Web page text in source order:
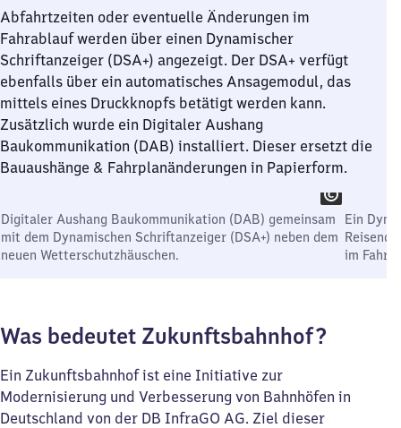
Abfahrtzeiten oder eventuelle Änderungen im
Fahrablauf werden über einen Dynamischer
Schriftanzeiger (DSA+) angezeigt. Der DSA+ verfügt
ebenfalls über ein automatisches Ansagemodul, das
mittels eines Druckknopfs betätigt werden kann.
Zusätzlich wurde ein Digitaler Aushang
Baukommunikation (DAB) installiert. Dieser ersetzt die
Bauaushänge & Fahrplanänderungen in Papierform.
Digitaler Aushang Baukommunikation (DAB) gemeinsam
mit dem Dynamischen Schriftanzeiger (DSA+) neben dem
neuen Wetterschutzhäuschen.
Ein
im
Was bedeutet Zukunftsbahnhof?
Ein Zukunftsbahnhof ist eine Initiative zur
Modernisierung und Verbesserung von Bahnhöfen in
Deutschland von der DB InfraGO AG. Ziel dieser